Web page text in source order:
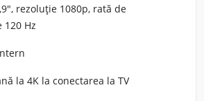
rezoluție 1080p, rată de
Hz
la 4K la conectarea la TV